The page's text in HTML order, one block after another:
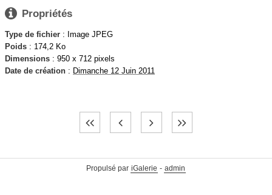
 Propriétés
Type de fichier : Image JPEG
Poids : 174,2 Ko
Dimensions : 950 x 712 pixels
Date de création : Dimanche 12 Juin 2011
Propulsé par iGalerie - admin